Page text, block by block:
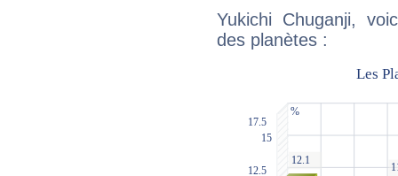
Yukichi Chuganji,
des planètes :